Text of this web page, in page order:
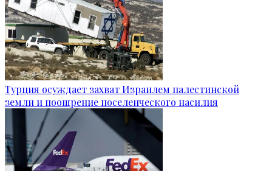
Турция осуждает захват Израилем палестинской
земли и поощрение поселенческого насилия